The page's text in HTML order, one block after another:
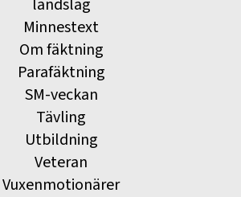
landslag
Minnestext
Om fäktning
Parafäktning
SM-veckan
Tävling
Utbildning
Veteran
Vuxenmotionärer